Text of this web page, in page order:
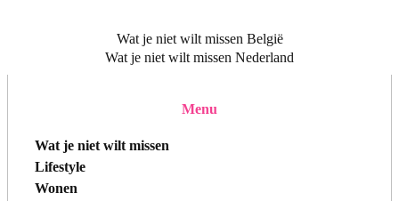
Wat je niet wilt missen België
Wat je niet wilt missen Nederland
Menu
Wat je niet wilt missen
Lifestyle
Wonen